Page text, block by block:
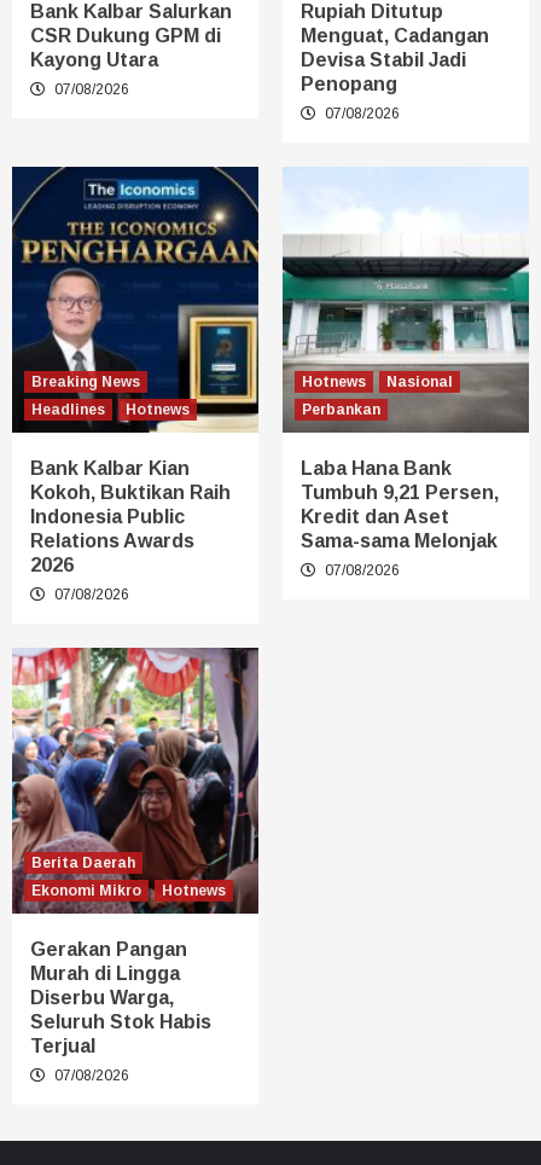
Bank Kalbar Salurkan
CSR Dukung GPM di
Kayong Utara
07/08/2026
Rupiah Ditutup
Menguat, Cadangan
Devisa Stabil Jadi
Penopang
07/08/2026
Breaking News
Headlines
Hotnews
Bank Kalbar Kian
Kokoh, Buktikan Raih
Indonesia Public
Relations Awards
2026
07/08/2026
Hotnews
Nasional
Perbankan
Laba Hana Bank
Tumbuh 9,21 Persen,
Kredit dan Aset
Sama-sama Melonjak
07/08/2026
Berita Daerah
Ekonomi Mikro
Hotnews
Gerakan Pangan
Murah di Lingga
Diserbu Warga,
Seluruh Stok Habis
Terjual
07/08/2026